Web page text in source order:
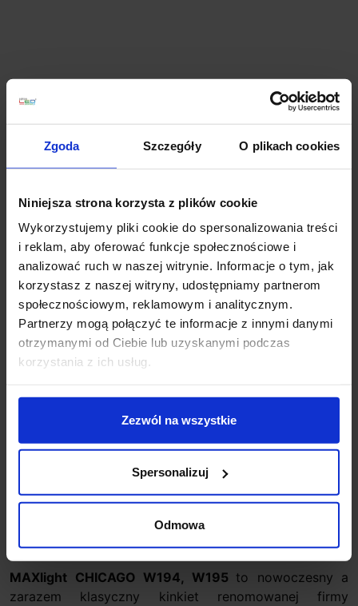
Zgoda Szczegóły O plikach cookies
Niniejsza strona korzysta z plików cookie
Wykorzystujemy pliki cookie do spersonalizowania treści
i reklam, aby oferować funkcje społecznościowe i
analizować ruch w naszej witrynie. Informacje o tym, jak
korzystasz z naszej witryny, udostępniamy partnerom
społecznościowym, reklamowym i analitycznym.
Partnerzy mogą połączyć te informacje z innymi danymi
otrzymanymi od Ciebie lub uzyskanymi podczas
korzystania z ich usług.
Zezwól na wszystkie
Spersonalizuj
Odmowa
Planujesz większy zakup? Negocjuj cenę!
Wsparcie techniczne
Jeśli masz pytania lub potrzebujesz pomocy, zadzwoń
lub napisz do nas: pracujemy od 8:00 do 18:00,
odpowiedzi na e-maile od 8:00 do 22:00.
+48 694 000 777 +48 799 220 777
sklep@salonled.pl
Metody płatności
Zapytaj o produkt
MAXlight CHICAGO W194, W195 to nowoczesny a
zarazem klasyczny kinkiet renomowanej firmy